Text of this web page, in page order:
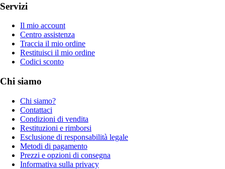
Servizi
Il mio account
Centro assistenza
Traccia il mio ordine
Restituisci il mio ordine
Codici sconto
Chi siamo
Chi siamo?
Contattaci
Condizioni di vendita
Restituzioni e rimborsi
Esclusione di responsabilità legale
Metodi di pagamento
Prezzi e opzioni di consegna
Informativa sulla privacy